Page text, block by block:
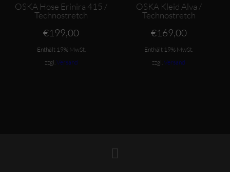
OSKA Hose Erinira 415 /
Technostretch
€199,00
Enthält 19% MwSt.
zzgl.Versand
OSKA Kleid Alva /
Technostretch
€169,00
Enthält 19% MwSt.
zzgl.Versand